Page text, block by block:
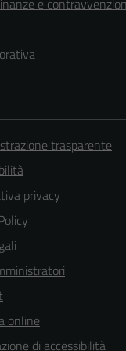
e
trasparente
privacy
online
di accessibilità